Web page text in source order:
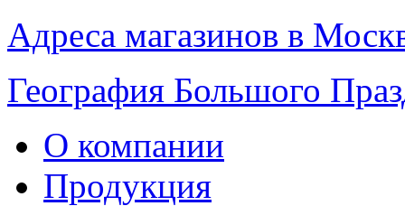
Адреса магазинов в
География Большого
О компании
Продукция